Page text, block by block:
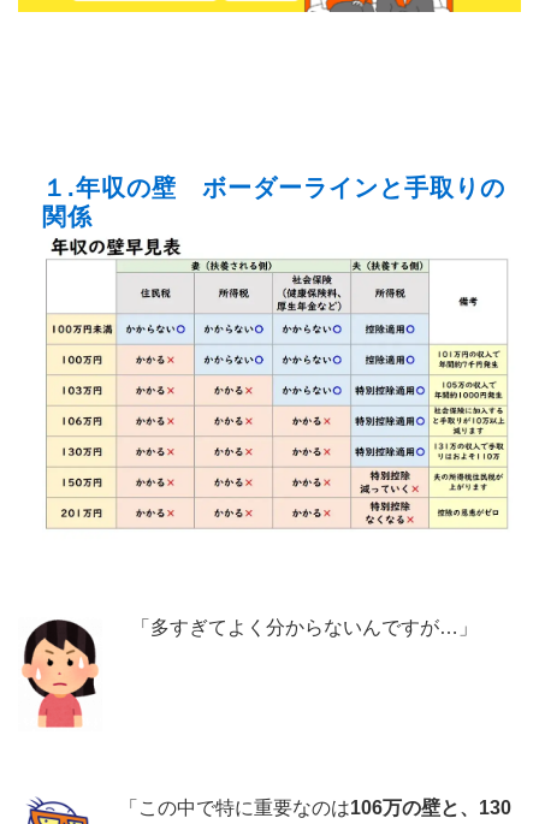
１.年収の壁 ボーダーラインと手取りの
関係
「多すぎてよく分からないんですが…」
「この中で特に重要なのは106万の壁と、130